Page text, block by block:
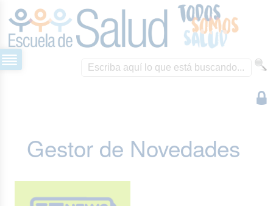
Gestor de Novedades